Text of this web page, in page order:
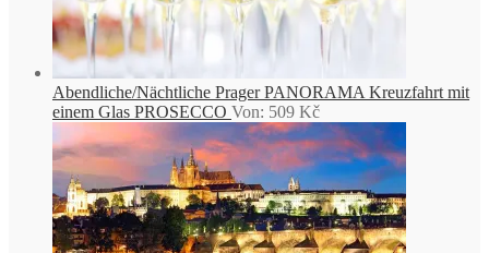
Abendliche/Nächtliche Prager PANORAMA Kreuzfahrt mit
einem Glas PROSECCO Von: 509 Kč